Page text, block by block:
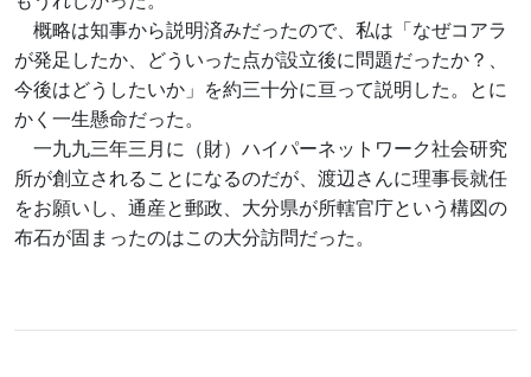
概略は知事から説明済みだったので、私は「なぜコアラ
が発足したか、どういった点が設立後に問題だったか？、
今後はどうしたいか」を約三十分に亘って説明した。とに
かく一生懸命だった。
一九九三年三月に（財）ハイパーネットワーク社会研究
所が創立されることになるのだが、渡辺さんに理事長就任
をお願いし、通産と郵政、大分県が所轄官庁という構図の
布石が固まったのはこの大分訪問だった。